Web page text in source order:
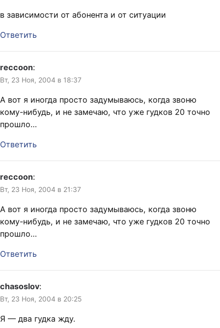
в зависимости от абонента и от ситуации
Ответить
reccoon:
Вт, 23 Ноя, 2004 в 18:37
А вот я иногда просто задумываюсь, когда звоню
кому-нибудь, и не замечаю, что уже гудков 20 точно
прошло…
Ответить
reccoon:
Вт, 23 Ноя, 2004 в 21:37
А вот я иногда просто задумываюсь, когда звоню
кому-нибудь, и не замечаю, что уже гудков 20 точно
прошло…
Ответить
chasoslov:
Вт, 23 Ноя, 2004 в 20:25
Я — два гудка жду.